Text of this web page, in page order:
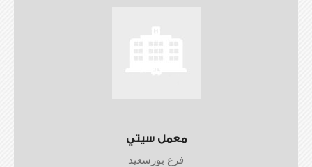
معمل سيتي
فرع بورسعيد